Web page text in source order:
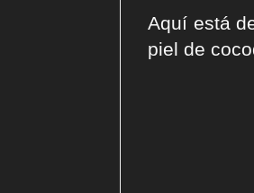
Aquí está
piel de